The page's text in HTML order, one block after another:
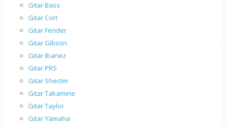
Gitar Bass
Gitar Cort
Gitar Fender
Gitar Gibson
Gitar Ibanez
Gitar PRS
Gitar Shecter
Gitar Takamine
Gitar Taylor
Gitar Yamaha